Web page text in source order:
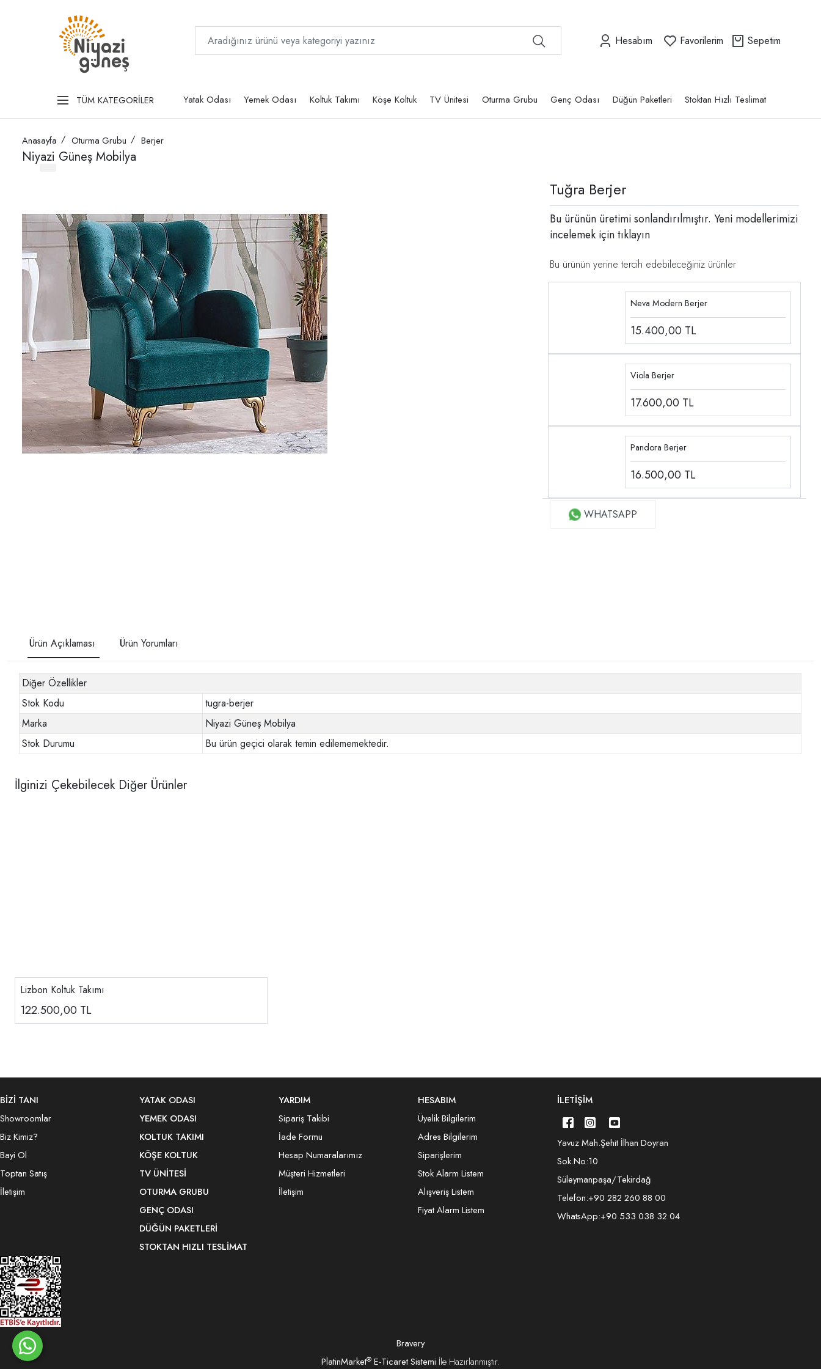
Hesabım Favorilerim Sepetim
TÜM KATEGORİLER Yatak Odası Yemek Odası Koltuk Takımı Köşe Koltuk TV Ünitesi Oturma Grubu Genç Odası Düğün Paketleri Stoktan Hızlı Teslimat
Anasayfa Oturma Grubu Berjer
Niyazi Güneş Mobilya
Tuğra Berjer
Bu ürünün üretimi sonlandırılmıştır. Yeni modellerimizi
incelemek içintıklayın
Bu ürünün yerine tercih edebileceğiniz ürünler
Neva Modern Berjer
15.400,00 TL
Viola Berjer
17.600,00 TL
Pandora Berjer
16.500,00 TL
WHATSAPP
Ürün Açıklaması Ürün Yorumları
Diğer Özellikler
Stok Kodu
tugra-berjer
Marka
Niyazi Güneş Mobilya
Stok Durumu
Bu ürün geçici olarak temin edilememektedir.
İlginizi Çekebilecek Diğer Ürünler
Lizbon Koltuk Takımı
122.500,00 TL
BİZİ TANI
Showroomlar
Biz Kimiz?
Bayi Ol
Toptan Satış
İletişim
YATAK ODASI
YEMEK ODASI
KOLTUK TAKIMI
KÖŞE KOLTUK
TV ÜNITESI
OTURMA GRUBU
GENÇ ODASI
DÜĞÜN PAKETLERI
STOKTAN HIZLI TESLIMAT
YARDIM
Sipariş Takibi
İade Formu
Hesap Numaralarımız
Müşteri Hizmetleri
İletişim
HESABIM
Üyelik Bilgilerim
Adres Bilgilerim
Siparişlerim
Stok Alarm Listem
Alışveriş Listem
Fiyat Alarm Listem
İLETIŞIM
Yavuz Mah.Şehit İlhan Doyran
Sok.No:10
Süleymanpaşa/Tekirdağ
Telefon:+90 282 260 88 00
WhatsApp:+90 533 038 32 04
Bravery
PlatinMarket® E-Ticaret Sistemi İle Hazırlanmıştır.